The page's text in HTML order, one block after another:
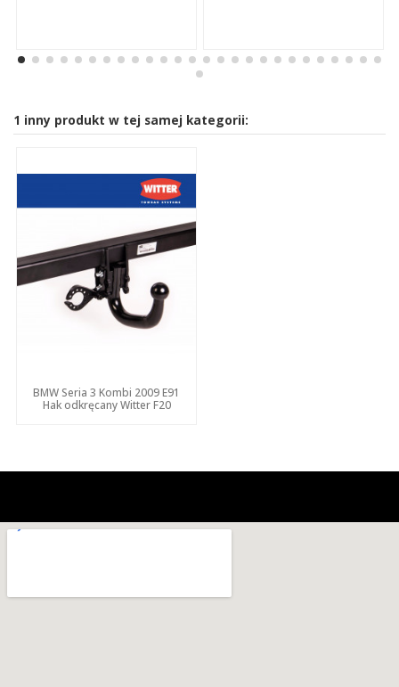
1 inny produkt w tej samej kategorii:
BMW Seria 3 Kombi 2009 E91
Hak odkręcany Witter F20